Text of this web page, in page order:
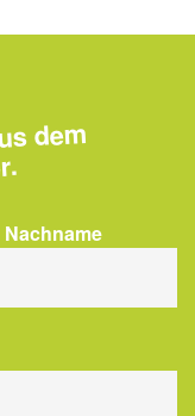
dem
Nachname